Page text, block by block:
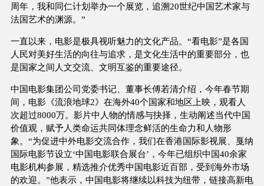
周年，我和同仁计划举办一个展览，追溯20世纪中国艺术家与
法国艺术的渊源。”
一直以来，电影是极具视听魅力的文化产品。“看电影”是各国
人民对美好生活的向往与追求，是文化生活中的重要部分，也
是国家之间人文交流、文明互鉴的重要途径。
中国电影集团公司党委书记、董事长傅若清介绍，今年春节期
间，电影《流浪地球2》在海外40个国家和地区上映，观看人
次超过8000万。影片中人物的情感与抉择，生动阐述当代中国
价值观，赋予人类命运共同体理念鲜活的生命力和人物形
象。“为促进中外电影交流合作，我们在香港国际影视展、戛纳
国际电影节设立‘中国电影联合展台’，今年已组织中国40余家
电影机构参展，精选推介优秀中国电影近百部，受到海外市场
的欢迎。”他表示，中国电影将继续以科技为纽带，链接高新电